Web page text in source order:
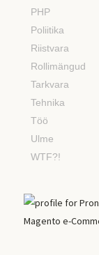
PHP
Poliitika
Riistvara
Rollimängud
Tarkvara
Tehnika
Töö
Ulme
WTF?!